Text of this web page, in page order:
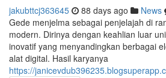
jakubttcj363645 88 days ago News
Gede menjelma sebagai penjelajah di
modern. Dirinya dengan keahlian luar
inovatif yang menyandingkan berbagai
alat digital. Hasil karyanya
https://